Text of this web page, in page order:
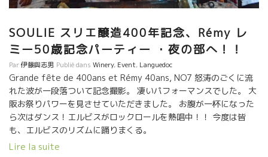
デ・ヴァンAux Amis des Vinsの丸山弘人氏と大阪の小松屋社長
て造ることになったのがこのキューヴェ・ブーである。 ラベルの
図柄（３匹の子豚）は丸山氏の直筆である。 このキューヴェを飲
むには、東京ではオザミ・デ・ヴァンAux Amis des Vins系列の
お店、また、大阪では小松屋酒販が卸しているお店で飲むことが
できます。 近年、サンソーは引き抜かれてラングドック地方でも
少なくなってきた。レミーは積極的にサンソー品種を植えてい
る。 ちゃんと醸造するとまるでピノ・ノワールのような風味にな
る品種である。 このキュヴェー・ブーは近年、醸造も洗練されて
きてますます美味しくなって来ている。 石灰質が強い土壌なの
で、塩味を含んだヨード系のミネラル感が心地良い。
SOULIE スリエ醸造400年記念、Rémy レ
ミー50歳記念パーティー ・夜の部へ！！
Par伊藤與志男 Publié dans Winery, Event, Languedoc
Grande fête de 400ans et Rémy 40ans, NO7 怒涛のごくに流
れた波が一段落ついて記念撮影。 凄いパフォーマンスでした。 大
阪お祭りパワーを見させていただきました。 お腹が一杯になった
ら次はダンス！エルビスがロックロールを熱唱中！！ 今度は皆
も、エルビスのリズムに踊りまくる。
Lire la suite